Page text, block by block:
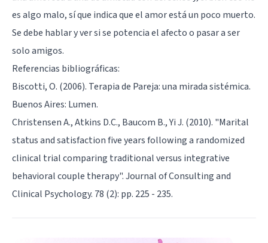
es algo malo, sí que indica que el amor está un poco muerto.
Se debe hablar y ver si se potencia el afecto o pasar a ser
solo amigos.
Referencias bibliográficas:
Biscotti, O. (2006). Terapia de Pareja: una mirada sistémica.
Buenos Aires: Lumen.
Christensen A., Atkins D.C., Baucom B., Yi J. (2010). "Marital
status and satisfaction five years following a randomized
clinical trial comparing traditional versus integrative
behavioral couple therapy". Journal of Consulting and
Clinical Psychology. 78 (2): pp. 225 - 235.